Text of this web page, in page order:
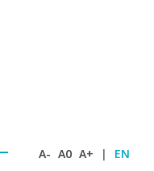
A- A0 A+ | EN